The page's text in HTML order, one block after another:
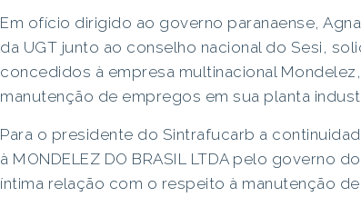
Em ofício dirigido ao governo paranaense,
da UGT junto ao conselho nacional do Sesi,
concedidos à empresa multinacional
manutenção de empregos em sua planta
Para o presidente do Sintrafucarb a
à MONDELEZ DO BRASIL LTDA pelo governo
íntima relação com o respeito à manutenção